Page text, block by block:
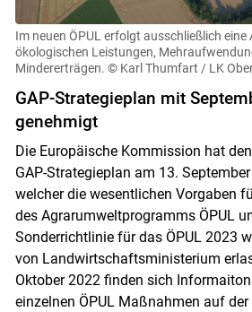
Im neuen ÖPUL erfolgt ausschließlich eine
ökologischen Leistungen,
Mindererträgen. © Karl Thumfart / LK
GAP-Strategieplan mit
genehmigt
Die Europäische Kommission hat
GAP-Strategieplan am 13.
welcher die wesentlichen Vorgaben
des Agrarumweltprogramms ÖPUL
Sonderrichtlinie für das ÖPUL 2023
von Landwirtschaftsministerium
Oktober 2022 finden sich
einzelnen ÖPUL Maßnahmen auf der